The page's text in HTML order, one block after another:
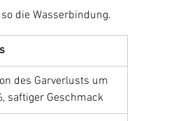
die Wasserbindung.
des Garverlusts um
saftiger Geschmack